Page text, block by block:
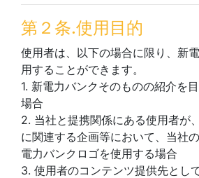
第２条.使用目的
使用者は、以下の場合に限り、新
用することができます。
1. 新電力バンクそのものの紹介を
場合
2. 当社と提携関係にある使用者が
に関連する企画等において、当社
電力バンクロゴを使用する場合
3. 使用者のコンテンツ提供先とし